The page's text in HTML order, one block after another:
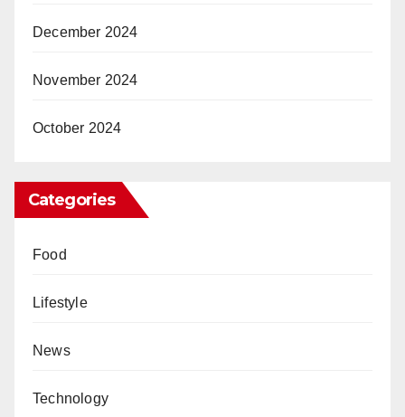
December 2024
November 2024
October 2024
Categories
Food
Lifestyle
News
Technology